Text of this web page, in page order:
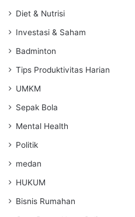
Diet & Nutrisi
Investasi & Saham
Badminton
Tips Produktivitas Harian
UMKM
Sepak Bola
Mental Health
Politik
medan
HUKUM
Bisnis Rumahan